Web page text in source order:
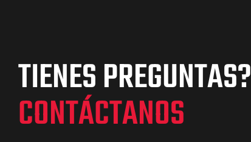
TIENES PREGUNTAS?
CONTÁCTANOS